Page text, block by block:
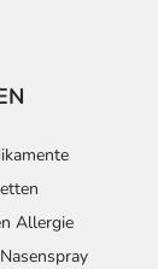
Allergie